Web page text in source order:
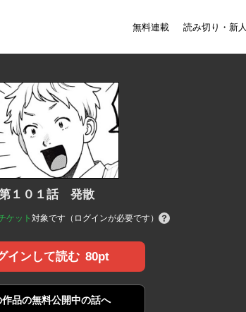
無料連載 読み切り・新人
１０１話 発散
ケット 対象です（ログインが必要です）
インして読む 80pt
作品の無料公開中の話へ